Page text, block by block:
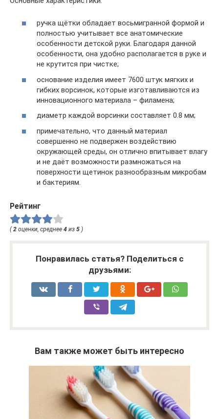
ручка щётки обладает восьмигранной формой и
полностью учитывает все анатомические
особенности детской руки. Благодаря данной
особенности, она удобно располагается в руке и
не крутится при чистке;
основание изделия имеет 7600 штук мягких и
гибких ворсинок, которые изготавливаются из
инновационного материала – филамена;
диаметр каждой ворсинки составляет 0.8 мм;
примечательно, что данный материал
совершенно не подвержен воздействию
окружающей среды, он отлично впитывает влагу
и не даёт возможности размножаться на
поверхности щетинок разнообразным микробам
и бактериям.
Рейтинг
(2 оценки, среднее 4 из 5 )
Понравилась статья? Поделиться с
друзьями:
Вам также может быть интересно